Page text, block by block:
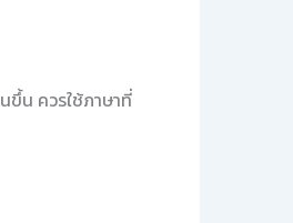
ขึ้น ควรใช้ภาษาที่